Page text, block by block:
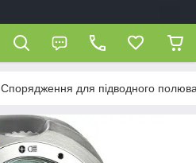
Спорядження для підводного